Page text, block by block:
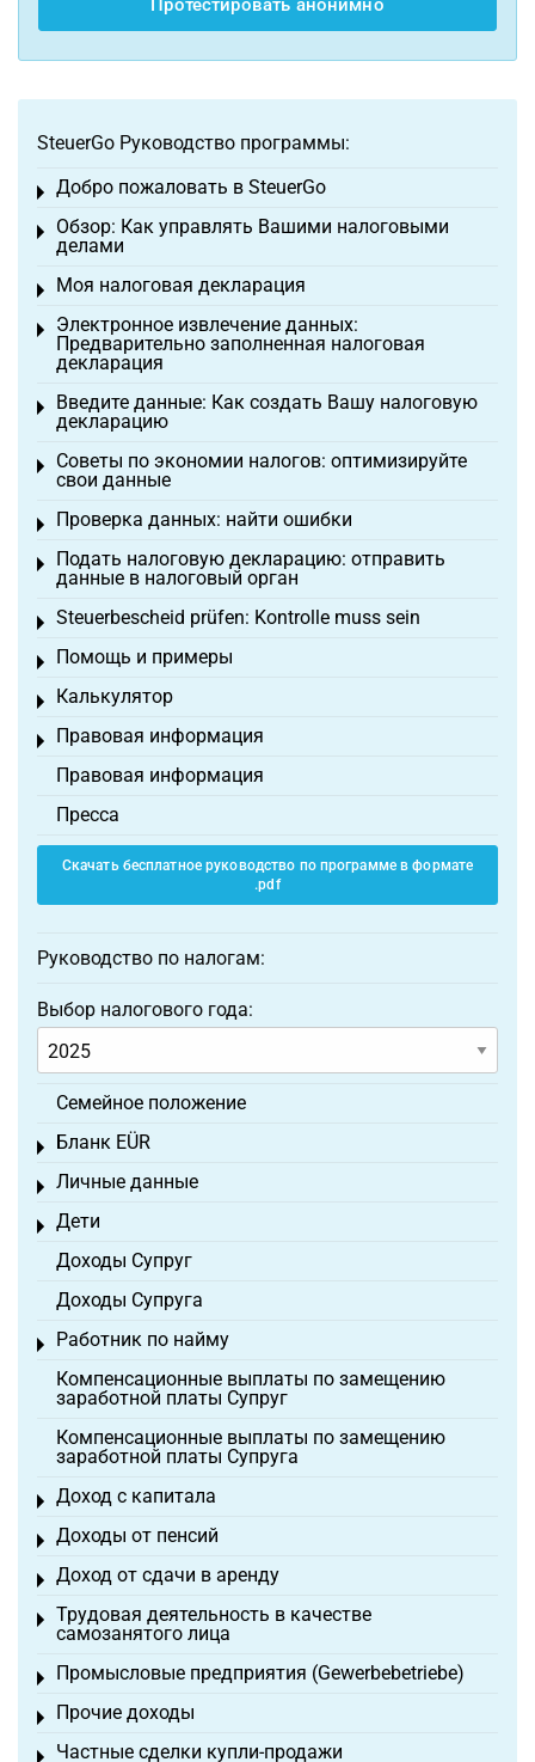
Протестировать анонимно
SteuerGo Руководство программы:
Добро пожаловать в SteuerGo
Toggle menu
Обзор: Как управлять Вашими налоговыми
делами
Toggle menu
Моя налоговая декларация
Toggle menu
Электронное извлечение данных:
Предварительно заполненная налоговая
декларация
Toggle menu
Введите данные: Как создать Вашу налоговую
декларацию
Toggle menu
Советы по экономии налогов: оптимизируйте
свои данные
Toggle menu
Проверка данных: найти ошибки
Toggle menu
Подать налоговую декларацию: отправить
данные в налоговый орган
Toggle menu
Steuerbescheid prüfen: Kontrolle muss sein
Toggle menu
Помощь и примеры
Toggle menu
Калькулятор
Toggle menu
Правовая информация
Toggle menu
Правовая информация
Пресса
Скачать бесплатное руководство по программе в формате
.pdf
Руководство по налогам:
Выбор налогового года:
Семейное положение
Бланк EÜR
Toggle menu
Личные данные
Toggle menu
Дети
Toggle menu
Доходы Супруг
Доходы Супруга
Работник по найму
Toggle menu
Компенсационные выплаты по замещению
заработной платы Супруг
Компенсационные выплаты по замещению
заработной платы Супруга
Доход с капитала
Toggle menu
Доходы от пенсий
Toggle menu
Доход от сдачи в аренду
Toggle menu
Трудовая деятельность в качестве
самозанятого лица
Toggle menu
Промысловые предприятия (Gewerbebetriebe)
Toggle menu
Прочие доходы
Toggle menu
Частные сделки купли-продажи